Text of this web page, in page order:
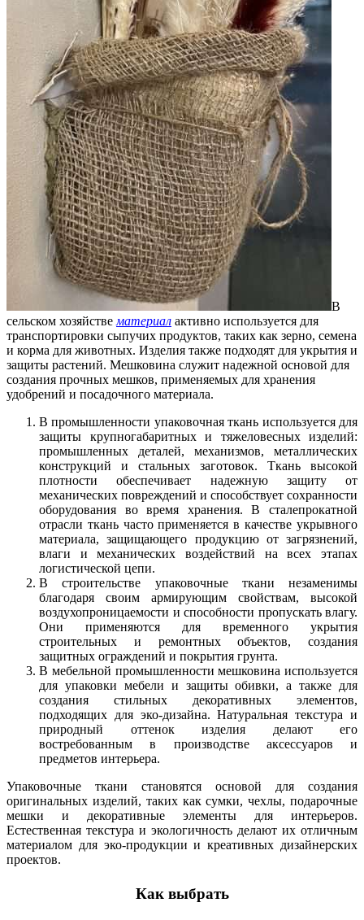
В
сельском хозяйстве материал активно используется для
транспортировки сыпучих продуктов, таких как зерно, семена
и корма для животных. Изделия также подходят для укрытия и
защиты растений. Мешковина служит надежной основой для
создания прочных мешков, применяемых для хранения
удобрений и посадочного материала.
В промышленности упаковочная ткань используется для
защиты крупногабаритных и тяжеловесных изделий:
промышленных деталей, механизмов, металлических
конструкций и стальных заготовок. Ткань высокой
плотности обеспечивает надежную защиту от
механических повреждений и способствует сохранности
оборудования во время хранения. В сталепрокатной
отрасли ткань часто применяется в качестве укрывного
материала, защищающего продукцию от загрязнений,
влаги и механических воздействий на всех этапах
логистической цепи.
В строительстве упаковочные ткани незаменимы
благодаря своим армирующим свойствам, высокой
воздухопроницаемости и способности пропускать влагу.
Они применяются для временного укрытия
строительных и ремонтных объектов, создания
защитных ограждений и покрытия грунта.
В мебельной промышленности мешковина используется
для упаковки мебели и защиты обивки, а также для
создания стильных декоративных элементов,
подходящих для эко-дизайна. Натуральная текстура и
природный оттенок изделия делают его
востребованным в производстве аксессуаров и
предметов интерьера.
Упаковочные ткани становятся основой для создания
оригинальных изделий, таких как сумки, чехлы, подарочные
мешки и декоративные элементы для интерьеров.
Естественная текстура и экологичность делают их отличным
материалом для эко-продукции и креативных дизайнерских
проектов.
Как выбрать